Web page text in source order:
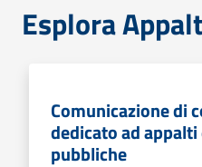
Esplora
Comunicazione di
dedicato ad
pubbliche